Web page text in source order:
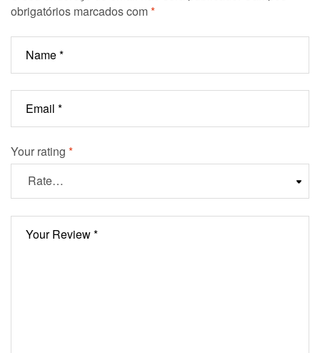
obrigatórios marcados com*
Your rating *